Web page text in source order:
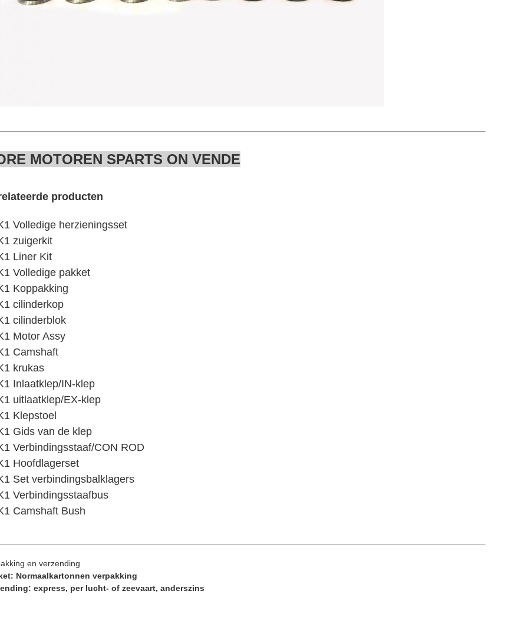
E MOTOREN SPARTS ON VENDE
producten
Volledige herzieningsset
zuigerkit
Liner Kit
Volledige pakket
Koppakking
cilinderkop
cilinderblok
Motor Assy
Camshaft
krukas
Inlaatklep/IN-klep
uitlaatklep/EX-klep
Klepstoel
Gids van de klep
Verbindingsstaaf/CON ROD
Hoofdlagerset
Set verbindingsbalklagers
Verbindingsstaafbus
Camshaft Bush
en verzending
Normaalkartonnen verpakking
express, per lucht- of zeevaart, anderszins